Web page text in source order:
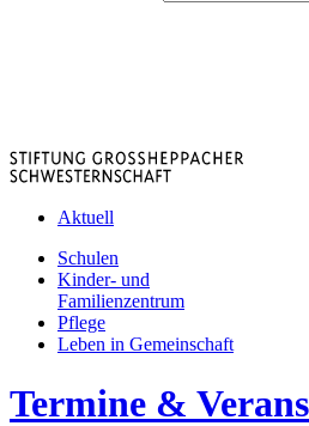
Aktuell
Schulen
Kinder- und
Familienzentrum
Pflege
Leben in Gemeinschaft
Termine &